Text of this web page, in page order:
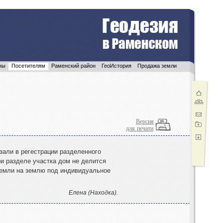
Посетителям Раменский район ГеоИстория Продажа земли
Версия
для печати
в регестрации разделенного
разделе участка дом не делится
на землю под индивидуальное
Елена (Находка).